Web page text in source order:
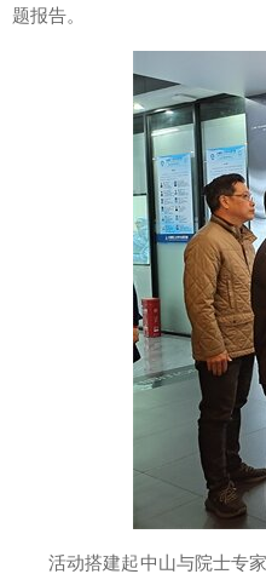
题报告。
活动搭建起中山与院士专